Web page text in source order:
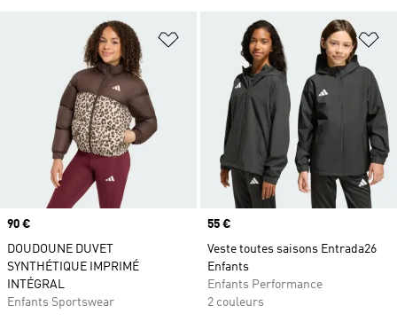
Ajouter à la Liste de produits
Prix
90 €
DOUDOUNE DUVET
SYNTHÉTIQUE IMPRIMÉ
INTÉGRAL
Enfants Sportswear
Prix
55 €
Veste toutes saisons Entrada26
Enfants
Enfants Performance
2 couleurs